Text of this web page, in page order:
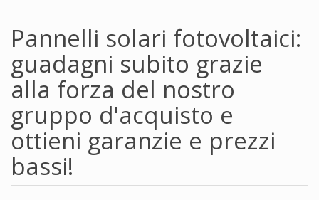
Pannelli solari fotovoltaici:
guadagni subito grazie
alla forza del nostro
gruppo d'acquisto e
ottieni garanzie e prezzi
bassi!